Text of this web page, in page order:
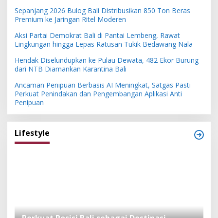
Sepanjang 2026 Bulog Bali Distribusikan 850 Ton Beras
Premium ke Jaringan Ritel Moderen
Aksi Partai Demokrat Bali di Pantai Lembeng, Rawat
Lingkungan hingga Lepas Ratusan Tukik Bedawang Nala
Hendak Diselundupkan ke Pulau Dewata, 482 Ekor Burung
dari NTB Diamankan Karantina Bali
Ancaman Penipuan Berbasis AI Meningkat, Satgas Pasti
Perkuat Penindakan dan Pengembangan Aplikasi Anti
Penipuan
Lifestyle